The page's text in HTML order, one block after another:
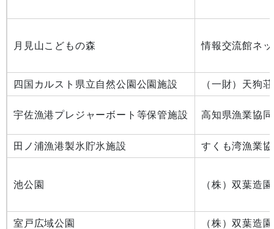
月見山こどもの森 情報交流館ネ
四国カルスト県立自然公園公園施設 （一財）天狗荘
宇佐漁港プレジャーボート等保管施設 高知県漁業協
田ノ浦漁港製氷貯氷施設 すくも湾漁業
池公園 （株）双葉造園
室戸広域公園 （株）双葉造園